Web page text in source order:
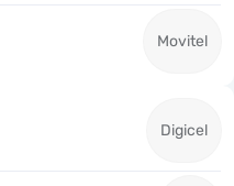
Movitel
Digicel